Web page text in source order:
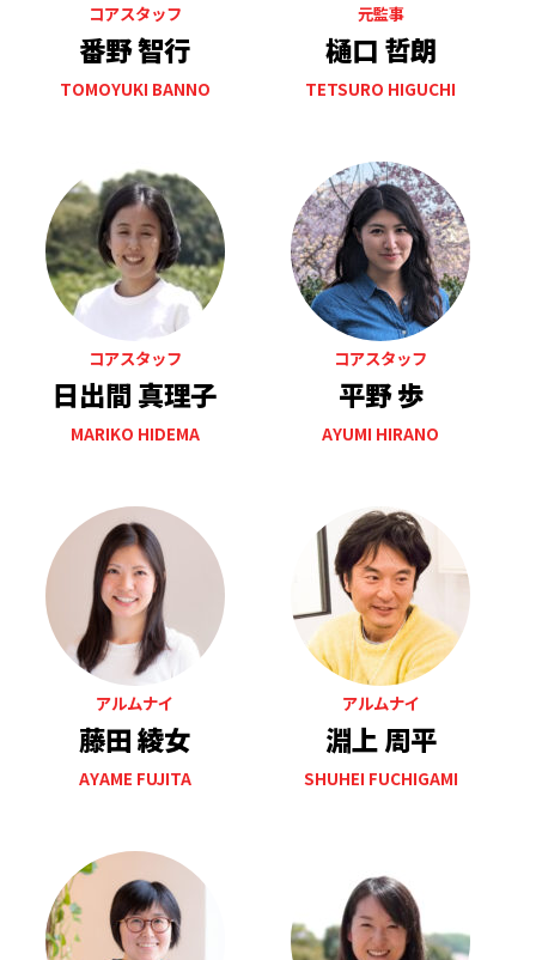
コアスタッフ
番野 智行
TOMOYUKI BANNO
元監事
樋口 哲朗
TETSURO HIGUCHI
コアスタッフ
日出間 真理子
MARIKO HIDEMA
コアスタッフ
平野 歩
AYUMI HIRANO
アルムナイ
藤田 綾女
AYAME FUJITA
アルムナイ
淵上 周平
SHUHEI FUCHIGAMI